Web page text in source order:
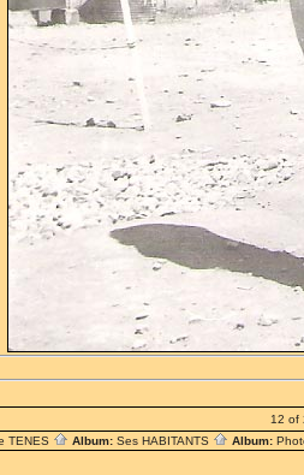
12 of
TENES Album: Ses HABITANTS Album: